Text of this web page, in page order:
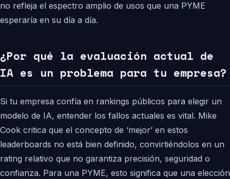
no refleja el espectro amplio de usos que una PYME
esperaría en su día a día.
¿Por qué la evaluación actual de
IA es un problema para tu empresa?
Si tu empresa confía en rankings públicos para elegir un
modelo de IA, entender los fallos actuales es vital. Mike
Cook critica que el concepto de ‘mejor’ en estos
leaderboards no está bien definido, convirtiéndolos en un
rating relativo que no garantiza precisión, seguridad o
confianza. Para una PYME, esto significa que una elección